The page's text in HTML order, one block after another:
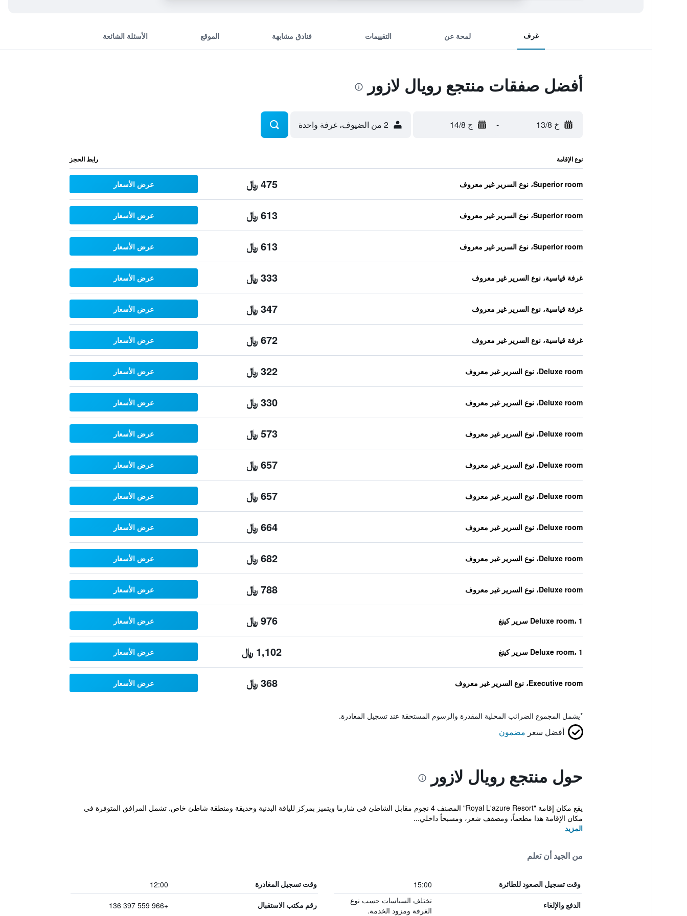
غرف لمحة عن التقييمات فنادق مشابهة الموقع الأسئلة الشائعة
أفضل صفقات منتجع رويال لازور
خ 13/8 - ج 14/8 2 من الضيوف، غرفة واحدة
نوع الإقامة رابط الحجز
Superior room، نوع السرير غير معروف 475 ﷼ عرض الأسعار
Superior room، نوع السرير غير معروف 613 ﷼ عرض الأسعار
Superior room، نوع السرير غير معروف 613 ﷼ عرض الأسعار
غرفة قياسية، نوع السرير غير معروف 333 ﷼ عرض الأسعار
غرفة قياسية، نوع السرير غير معروف 347 ﷼ عرض الأسعار
غرفة قياسية، نوع السرير غير معروف 672 ﷼ عرض الأسعار
Deluxe room، نوع السرير غير معروف 322 ﷼ عرض الأسعار
Deluxe room، نوع السرير غير معروف 330 ﷼ عرض الأسعار
Deluxe room، نوع السرير غير معروف 573 ﷼ عرض الأسعار
Deluxe room، نوع السرير غير معروف 657 ﷼ عرض الأسعار
Deluxe room، نوع السرير غير معروف 657 ﷼ عرض الأسعار
Deluxe room، نوع السرير غير معروف 664 ﷼ عرض الأسعار
Deluxe room، نوع السرير غير معروف 682 ﷼ عرض الأسعار
Deluxe room، نوع السرير غير معروف 788 ﷼ عرض الأسعار
Deluxe room، 1 سرير كينغ 976 ﷼ عرض الأسعار
Deluxe room، 1 سرير كينغ 1,102 ﷼ عرض الأسعار
Executive room، نوع السرير غير معروف 368 ﷼ عرض الأسعار
*يشمل المجموع الضرائب المحلية المقدرة والرسوم المستحقة عند تسجيل المغادرة.
أفضل سعر مضمون
حول منتجع رويال لازور
يقع مكان إقامة "Royal L'azure Resort" المصنف 4 نجوم مقابل الشاطئ في شارما ويتميز بمركز للياقة البدنية وحديقة ومنطقة شاطئ خاص. تشمل المرافق المتوفرة في
مكان الإقامة هذا مطعماً، ومصفف شعر، ومسبحاً داخلي...
المزيد
من الجيد أن تعلم
وقت تسجيل الصعود للطائرة 15:00 وقت تسجيل المغادرة 12:00
الدفع والإلغاء
تختلف السياسات حسب نوع
الغرفة ومزود الخدمة.
رقم مكتب الاستقبال +966 559 397 136